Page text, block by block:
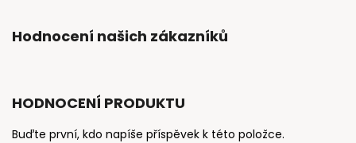
Hodnocení našich zákazníků
HODNOCENÍ PRODUKTU
Buďte první, kdo napíše příspěvek k této položce.